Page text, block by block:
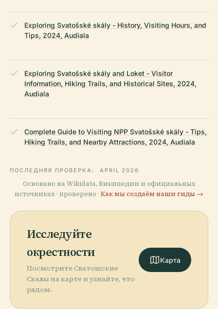
Exploring Svatošské skály - History, Visiting Hours, and
Tips, 2024, Audiala
Exploring Svatošské skály and Loket - Visitor
Information, Hiking Trails, and Historical Sites, 2024,
Audiala
Complete Guide to Visiting NPP Svatošské skály - Tips,
Hiking Trails, and Nearby Attractions, 2024, Audiala
ПОСЛЕДНЯЯ ПРОВЕРКА: APRIL 2026
Основано на Wikidata, Википедии и официальных
источниках · проверено · Как мы создаём наши гиды →
Исследуйте
окрестности
Посмотрите Сватошские
Скалы на карте и узнайте, что
рядом.
Карта